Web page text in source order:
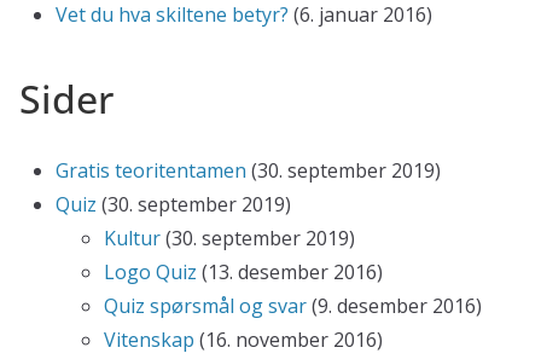
Vet du hva skiltene betyr? (6. januar 2016)
Sider
Gratis teoritentamen (30. september 2019)
Quiz (30. september 2019)
Kultur(30. september 2019)
Logo Quiz (13. desember 2016)
Quiz spørsmål og svar(9. desember 2016)
Vitenskap (16. november 2016)